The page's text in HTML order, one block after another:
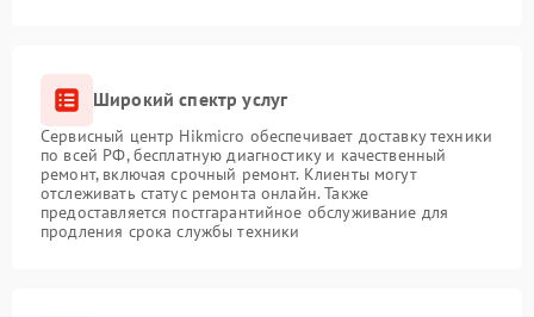
Широкий спектр услуг
Сервисный центр Hikmicro обеспечивает доставку техники
по всей РФ, бесплатную диагностику и качественный
ремонт, включая срочный ремонт. Клиенты могут
отслеживать статус ремонта онлайн. Также
предоставляется постгарантийное обслуживание для
продления срока службы техники